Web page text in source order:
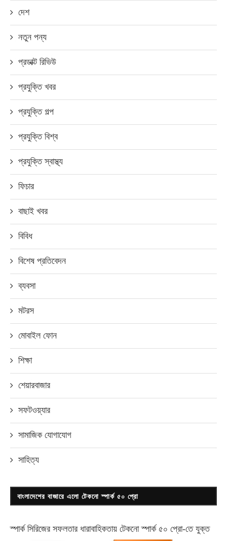
দেশ
নতুন পন্য
প্রডাক্ট রিভিউ
প্রযুক্তি খবর
প্রযুক্তি গল্প
প্রযুক্তি বিশ্ব
প্রযুক্তি স্বাস্থ্য
ফিচার
বাছাই খবর
বিবিধ
বিশেষ প্রতিবেদন
ব্যবসা
মটরস
মোবাইল ফোন
শিক্ষা
শেয়ারবাজার
সফটওয়্যার
সামাজিক যোগাযোগ
সাহিত্য
বাংলাদেশের বাজারে এলো টেকনো স্পার্ক ৫০ প্রো
স্পার্ক সিরিজের সফলতার ধারাবাহিকতায় টেকনোস্পার্ক ৫০ প্রো-তে যুক্ত